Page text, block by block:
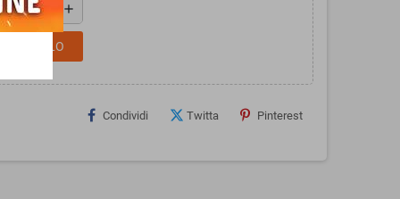
add
CARRELLO
Condividi Twitta Pinterest